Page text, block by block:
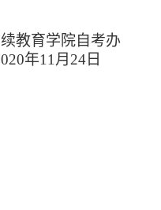
教育学院自考办
年11 月 24日